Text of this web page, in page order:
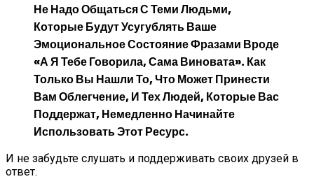
Не Надо Общаться С Теми Людьми,
Которые Будут Усугублять Ваше
Эмоциональное Состояние Фразами Вроде
«А Я Тебе Говорила, Сама Виновата». Как
Только Вы Нашли То, Что Может Принести
Вам Облегчение, И Тех Людей, Которые Вас
Поддержат, Немедленно Начинайте
Использовать Этот Ресурс.
И не забудьте слушать и поддерживать своих друзей в
ответ.